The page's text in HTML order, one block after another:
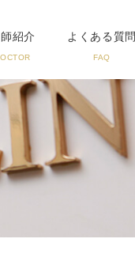
紹介 よくある質問
FAQ